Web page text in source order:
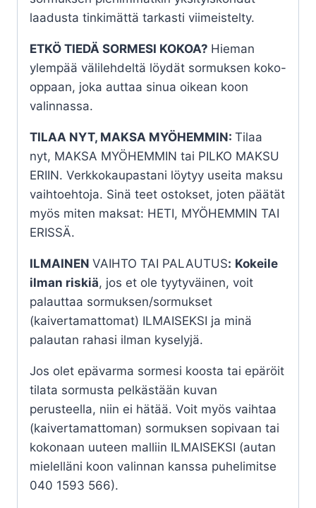
laadusta tinkimättä tarkasti viimeistelty.
ETKÖ TIEDÄ SORMESI KOKOA? Hieman
ylempää välilehdeltä löydät sormuksen koko-
oppaan, joka auttaa sinua oikean koon
valinnassa.
TILAA NYT, MAKSA MYÖHEMMIN: Tilaa
nyt, MAKSA MYÖHEMMIN tai PILKO MAKSU
ERIIN. Verkkokaupastani löytyy useita maksu
vaihtoehtoja. Sinä teet ostokset, joten päätät
myös miten maksat: HETI, MYÖHEMMIN TAI
ERISSÄ.
ILMAINEN VAIHTO TAI PALAUTUS: Kokeile
ilman riskiä, jos et ole tyytyväinen, voit
palauttaa sormuksen/sormukset
(kaivertamattomat) ILMAISEKSI ja minä
palautan rahasi ilman kyselyjä.
Jos olet epävarma sormesi koosta tai epäröit
tilata sormusta pelkästään kuvan
perusteella, niin ei hätää. Voit myös vaihtaa
(kaivertamattoman) sormuksen sopivaan tai
kokonaan uuteen malliin ILMAISEKSI (autan
mielelläni koon valinnan kanssa puhelimitse
040 1593 566).